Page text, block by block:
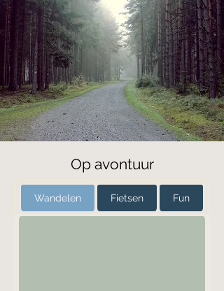
Op avontuur
Wandelen Fietsen Fun